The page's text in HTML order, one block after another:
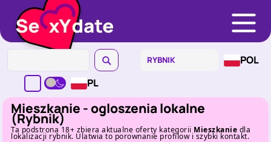
POL
PL
Mieszkanie - ogloszenia lokalne
(Rybnik)
Ta podstrona 18+ zbiera aktualne oferty kategorii Mieszkanie dla
lokalizacji rybnik. Ulatwia to porownanie profilow i szybki kontakt.